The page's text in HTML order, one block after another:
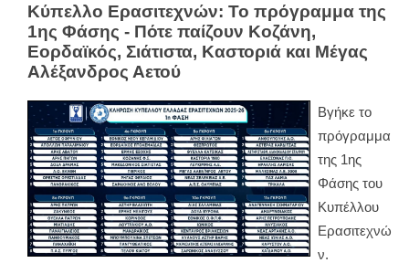
Κύπελλο Ερασιτεχνών: Το πρόγραμμα της
1ης Φάσης - Πότε παίζουν Κοζάνη,
Εορδαϊκός, Σιάτιστα, Καστοριά και Μέγας
Αλέξανδρος Αετού
Βγήκε το
πρόγραμμα
της 1ης
Φάσης του
Κυπέλλου
Ερασιτεχνώ
ν.